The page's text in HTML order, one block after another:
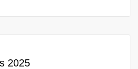
2025